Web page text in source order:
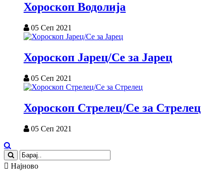
Хороскоп Водолија
05 Сеп 2021
Хороскоп Јарец/Се за Јарец
05 Сеп 2021
Хороскоп Стрелец/Се за Стрелец
05 Сеп 2021
Најново